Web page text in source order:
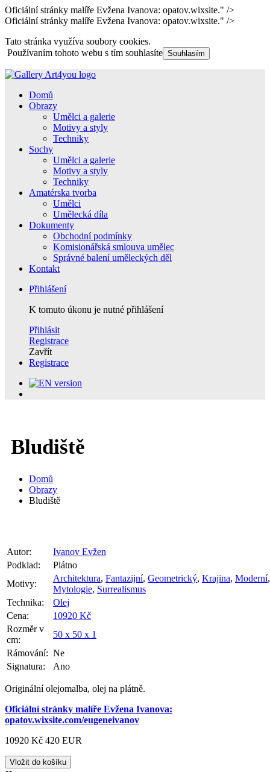
Oficiální stránky malíře Evžena Ivanova: opatov.wixsite." />
Oficiální stránky malíře Evžena Ivanova: opatov.wixsite." />
Tato stránka využíva soubory cookies.
Používaním tohoto webu s tím souhlasíte Souhlasím
Domů
Obrazy
Umělci a galerie
Motivy a styly
Techniky
Sochy
Umělci a galerie
Motivy a styly
Techniky
Amatérska tvorba
Umělci
Umělecká díla
Dokumenty
Obchodní podmínky
Komisionářská smlouva umělec
Správné balení uměleckých děl
Kontakt
Přihlášení
K tomuto úkonu je nutné přihlášení
Přihlásit
Registrace
Zavřít
Registrace
Bludiště
Domů
Obrazy
Bludiště
Autor:
Ivanov Evžen
Podklad:
Plátno
Motivy:
Architektura, Fantazijní, Geometrický, Krajina, Moderní,
Mytologie, Surrealismus
Technika:
Olej
Cena:
10920 Kč
Rozměr v
cm:
50 x 50 x 1
Rámování: Ne
Signatura:
Ano
Originální olejomalba, olej na plátně.
Oficiální stránky malíře Evžena Ivanova:
opatov.wixsite.com/eugeneivanov
10920 Kč 420 EUR